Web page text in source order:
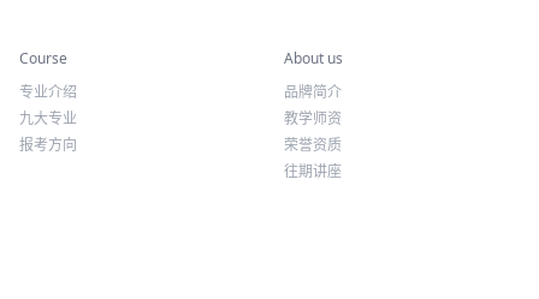
Course
专业介绍
九大专业
报考方向
About us
品牌简介
教学师资
荣誉资质
往期讲座